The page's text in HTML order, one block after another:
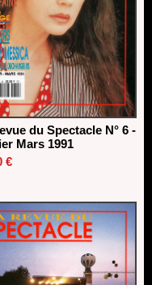
du Spectacle N° 6 -
Mars 1991
€